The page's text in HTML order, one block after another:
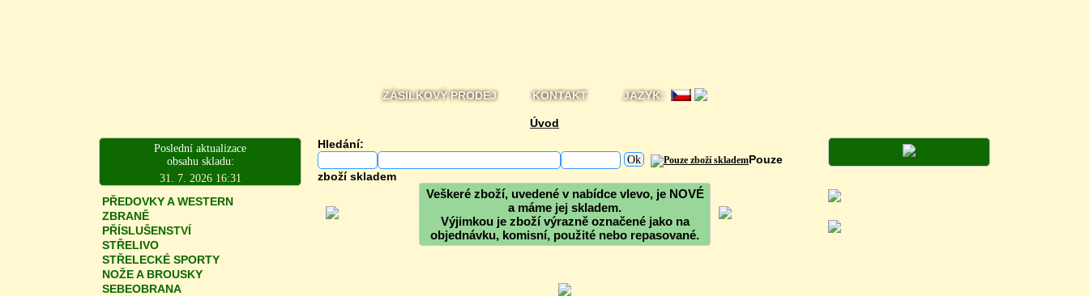
ZÁSILKOVÝ PRODEJ KONTAKT JAZYK:
Úvod
Poslední aktualizace
obsahu skladu:
31. 7. 2026 16:31
PŘEDOVKY A WESTERN
ZBRANĚ
PŘÍSLUŠENSTVÍ
STŘELIVO
STŘELECKÉ SPORTY
NOŽE A BROUSKY
SEBEOBRANA
Hledání:
Pouze
zboží skladem
Veškeré zboží, uvedené v nabídce vlevo, je NOVÉ
a máme jej skladem.
Výjimkou je zboží výrazně označené jako na
objednávku, komisní, použité nebo repasované.